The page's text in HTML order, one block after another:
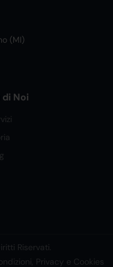
(MI)
di Noi
Riservati.
Privacy e Cookies